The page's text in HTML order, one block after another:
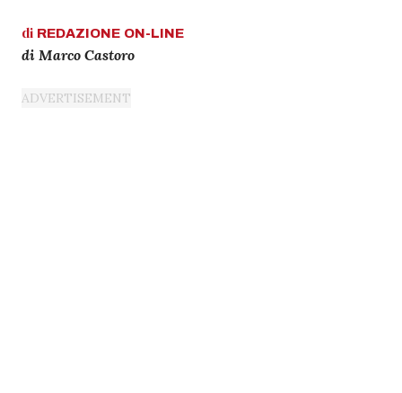
di REDAZIONE ON-LINE
di Marco Castoro